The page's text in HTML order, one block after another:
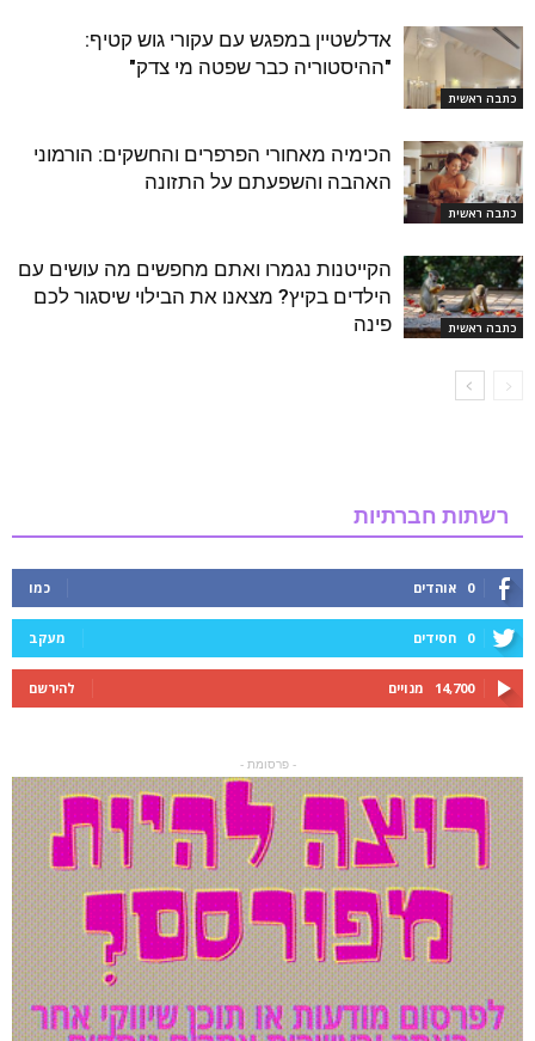
כתבה ראשית
אדלשטיין במפגש עם עקורי גוש קטיף:
"ההיסטוריה כבר שפטה מי צדק"
כתבה ראשית
הכימיה מאחורי הפרפרים והחשקים: הורמוני
האהבה והשפעתם על התזונה
כתבה ראשית
הקייטנות נגמרו ואתם מחפשים מה עושים עם
הילדים בקיץ? מצאנו את הבילוי שיסגור לכם
פינה
רשתות חברתיות
0 אוהדים כמו
0 חסידים מעקב
14,700 מנויים להירשם
- פרסומת -